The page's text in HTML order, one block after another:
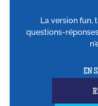
La version fun,
questions-
EN